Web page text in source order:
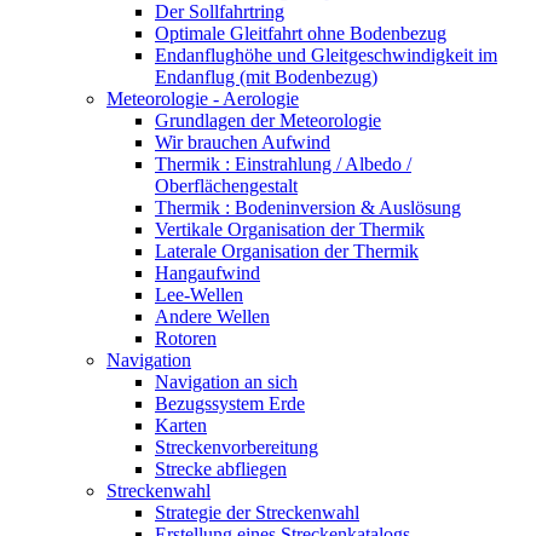
Der Sollfahrtring
Optimale Gleitfahrt ohne Bodenbezug
Endanflughöhe und Gleitgeschwindigkeit im
Endanflug (mit Bodenbezug)
Meteorologie - Aerologie
Grundlagen der Meteorologie
Wir brauchen Aufwind
Thermik : Einstrahlung / Albedo /
Oberflächengestalt
Thermik : Bodeninversion & Auslösung
Vertikale Organisation der Thermik
Laterale Organisation der Thermik
Hangaufwind
Lee-Wellen
Andere Wellen
Rotoren
Navigation
Navigation an sich
Bezugssystem Erde
Karten
Streckenvorbereitung
Strecke abfliegen
Streckenwahl
Strategie der Streckenwahl